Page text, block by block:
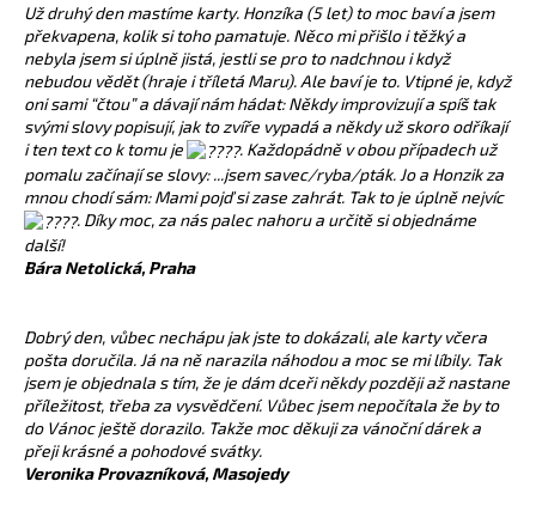
Už druhý den mastíme karty. Honzíka (5 let) to moc baví a jsem
překvapena, kolik si toho pamatuje. Něco mi přišlo i těžký a
nebyla jsem si úplně jistá, jestli se pro to nadchnou i když
nebudou vědět (hraje i tříletá Maru). Ale baví je to. Vtipné je, když
oni sami “čtou” a dávají nám hádat: Někdy improvizují a spíš tak
svými slovy popisují, jak to zvíře vypadá a někdy už skoro odříkají
i ten text co k tomu je
. Každopádně v obou případech už
pomalu začínají se slovy: ...jsem savec/ryba/pták. Jo a Honzik za
mnou chodí sám: Mami pojď si zase zahrát. Tak to je úplně nejvíc
. Díky moc, za nás palec nahoru a určitě si objednáme
další!
Bára Netolická, Praha
Dobrý den, vůbec nechápu jak jste to dokázali, ale karty včera
pošta doručila. Já na ně narazila náhodou a moc se mi líbily. Tak
jsem je objednala s tím, že je dám dceři někdy později až nastane
příležitost, třeba za vysvědčení. Vůbec jsem nepočítala že by to
do Vánoc ještě dorazilo. Takže moc děkuji za vánoční dárek a
přeji krásné a pohodové svátky.
Veronika Provazníková, Masojedy